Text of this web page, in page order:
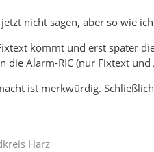
nicht sagen, aber so wie
kommt und erst später
die Alarm-RIC (nur Fixtext
ist merkwürdig.
Harz